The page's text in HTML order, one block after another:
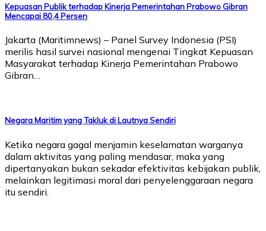
Kepuasan Publik terhadap Kinerja Pemerintahan Prabowo Gibran
Mencapai 80,4 Persen
Jakarta (Maritimnews) – Panel Survey Indonesia (PSI)
merilis hasil survei nasional mengenai Tingkat Kepuasan
Masyarakat terhadap Kinerja Pemerintahan Prabowo
Gibran…
Negara Maritim yang Takluk di Lautnya Sendiri
Ketika negara gagal menjamin keselamatan warganya
dalam aktivitas yang paling mendasar, maka yang
dipertanyakan bukan sekadar efektivitas kebijakan publik,
melainkan legitimasi moral dari penyelenggaraan negara
itu sendiri.